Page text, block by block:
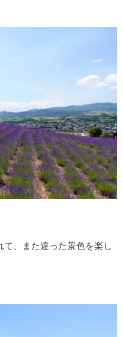
、また違った景色を楽し